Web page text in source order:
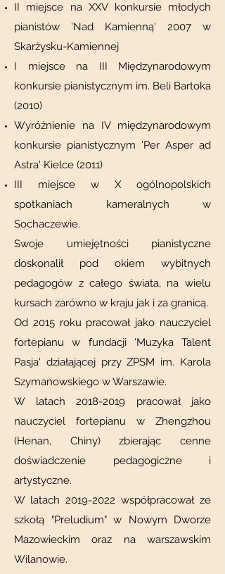
II miejsce na XXV konkursie młodych
pianistów 'Nad Kamienną' 2007 w
Skarżysku-Kamiennej
I miejsce na III Międzynarodowym
konkursie pianistycznym im. Beli Bartoka
(2010)
Wyróżnienie na IV międzynarodowym
konkursie pianistycznym 'Per Asper ad
Astra' Kielce (2011)
III miejsce w X ogólnopolskich
spotkaniach kameralnych w
Sochaczewie.
Swoje umiejętności pianistyczne
doskonalił pod okiem wybitnych
pedagogów z całego świata, na wielu
kursach zarówno w kraju jak i za granicą.
Od 2015 roku pracował jako nauczyciel
fortepianu w fundacji 'Muzyka Talent
Pasja' działającej przy ZPSM im. Karola
Szymanowskiego w Warszawie.
W latach 2018-2019 pracował jako
nauczyciel fortepianu w Zhengzhou
(Henan, Chiny) zbierając cenne
doświadczenie pedagogiczne i
artystyczne.
W latach 2019-2022 współpracował ze
szkołą "Preludium" w Nowym Dworze
Mazowieckim oraz na warszawskim
Wilanowie.